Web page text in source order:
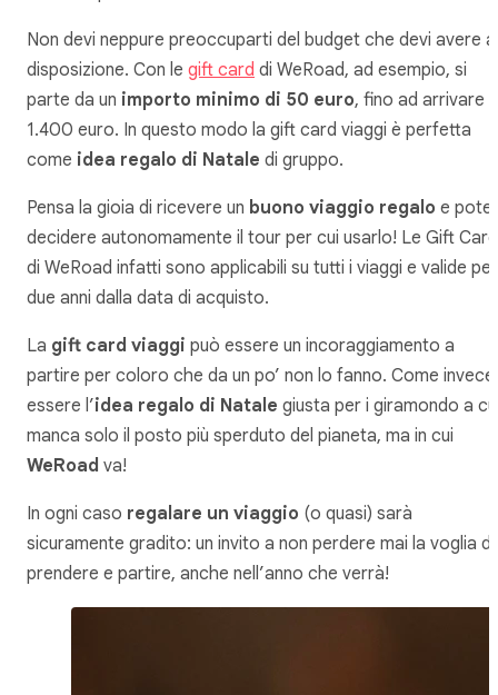
Non devi neppure preoccuparti del budget che devi avere a
disposizione. Con le gift card di WeRoad, ad esempio, si
parte da un importo minimo di 50 euro, fino ad arrivare a
1.400 euro. In questo modo la gift card viaggi è perfetta
come idea regalo di Natale di gruppo.
Pensa la gioia di ricevere un buono viaggio regalo e poter
decidere autonomamente il tour per cui usarlo! Le Gift Card
di WeRoad infatti sono applicabili su tutti i viaggi e valide per
due anni dalla data di acquisto.
La gift card viaggi può essere un incoraggiamento a
partire per coloro che da un po’ non lo fanno. Come invece
essere l’idea regalo di Natale giusta per i giramondo a
manca solo il posto più sperduto del pianeta, ma in cui
WeRoad va!
In ogni caso regalare un viaggio (o quasi) sarà
sicuramente gradito: un invito a non perdere mai la voglia di
prendere e partire, anche nell’anno che verrà!